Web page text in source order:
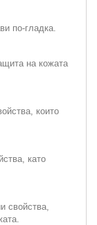
по-гладка.
на кожата
които
като
свойства,